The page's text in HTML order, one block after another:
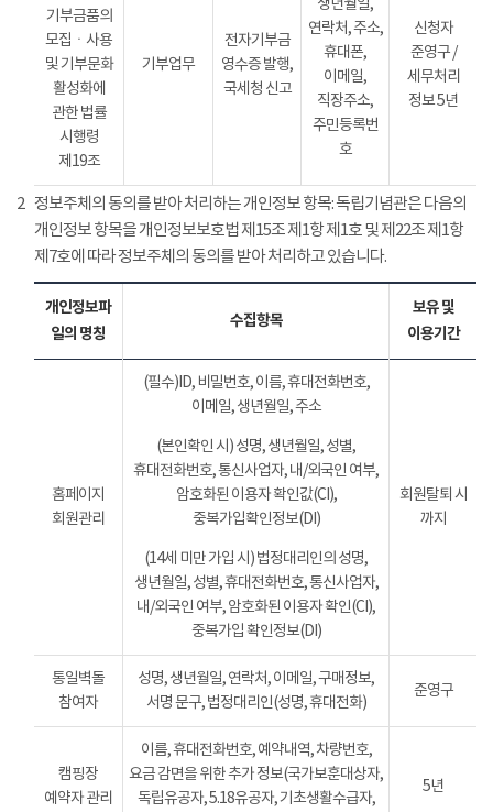
기부금품의
모집ㆍ사용
및 기부문화
활성화에
관한 법률
시행령
제19조
기부업무
전자기부금
영수증 발행,
국세청 신고
생년월일,
연락처, 주소,
휴대폰,
이메일,
직장주소,
주민등록번
호
신청자
준영구 /
세무처리
정보 5년
2 정보주체의 동의를 받아 처리하는 개인정보 항목: 독립기념관은 다음의
개인정보 항목을 개인정보보호법 제15조 제1항 제1호 및 제22조 제1항
제7호에 따라 정보주체의 동의를 받아 처리하고 있습니다.
개인정보파
일의 명칭
수집항목
보유 및
이용기간
홈페이지
회원관리
(필수)ID, 비밀번호, 이름, 휴대전화번호,
이메일, 생년월일, 주소
(본인확인 시) 성명, 생년월일, 성별,
휴대전화번호, 통신사업자, 내/외국인 여부,
암호화된 이용자 확인값(CI),
중복가입확인정보(DI)
(14세 미만 가입 시) 법정대리인의 성명,
생년월일, 성별, 휴대전화번호, 통신사업자,
내/외국인 여부, 암호화된 이용자 확인(CI),
중복가입 확인정보(DI)
회원탈퇴 시
까지
통일벽돌
참여자
성명, 생년월일, 연락처, 이메일, 구매정보,
서명 문구, 법정대리인(성명, 휴대전화)
준영구
캠핑장
예약자 관리
이름, 휴대전화번호, 예약내역, 차량번호,
요금 감면을 위한 추가 정보(국가보훈대상자,
독립유공자, 5.18유공자, 기초생활수급자,
5년